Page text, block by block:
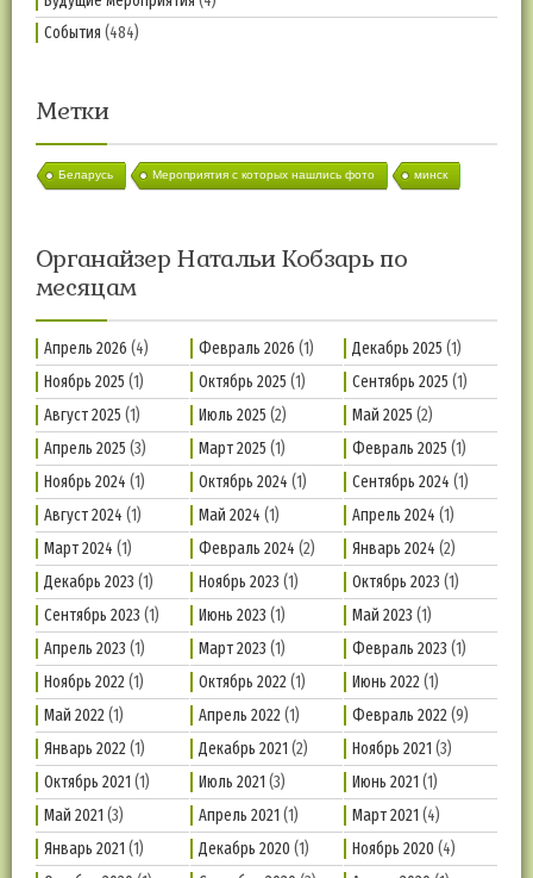
События (484)
Метки
Беларусь Мероприятия с которых нашлись фото минск
Органайзер Натальи Кобзарь по
месяцам
Апрель 2026 (4) Февраль 2026 (1) Декабрь 2025 (1)
Ноябрь 2025 (1) Октябрь 2025 (1) Сентябрь 2025 (1)
Август 2025 (1) Июль 2025 (2) Май 2025 (2)
Апрель 2025 (3) Март 2025 (1) Февраль 2025 (1)
Ноябрь 2024 (1) Октябрь 2024 (1) Сентябрь 2024 (1)
Август 2024 (1) Май 2024 (1) Апрель 2024 (1)
Март 2024 (1) Февраль 2024 (2) Январь 2024 (2)
Декабрь 2023 (1) Ноябрь 2023 (1) Октябрь 2023 (1)
Сентябрь 2023 (1) Июнь 2023 (1) Май 2023 (1)
Апрель 2023 (1) Март 2023 (1) Февраль 2023 (1)
Ноябрь 2022(1) Октябрь 2022(1) Июнь 2022(1)
Май 2022(1) Апрель 2022(1) Февраль 2022(9)
Январь 2022(1) Декабрь 2021 (2) Ноябрь 2021 (3)
Октябрь 2021 (1) Июль 2021 (3) Июнь 2021 (1)
Май 2021 (3) Апрель 2021 (1) Март 2021 (4)
Январь 2021 (1) Декабрь 2020 (1) Ноябрь 2020 (4)